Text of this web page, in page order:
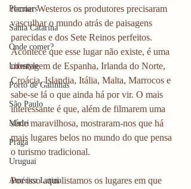
Planners
Santa Catarina
Onde comer?
Lifestyle
Porto de Galinhas
São Paulo
Madri
Praga
Uruguai
América Latina
recriar Westeros os produtores precisaram
vasculhar o mundo atrás de paisagens
parecidas e dos Sete Reinos perfeitos.
Acontece que esse lugar não existe, é uma
montagem de Espanha, Irlanda do Norte,
Croácia, Islandia, Itália, Malta, Marrocos e
sabe-se lá o que ainda há por vir. O mais
interessante é que, além de filmarem uma
série maravilhosa, mostraram-nos que há
mais lugares belos no mundo do que pensa
o turismo tradicional.
Por isso aqui listamos os lugares em que